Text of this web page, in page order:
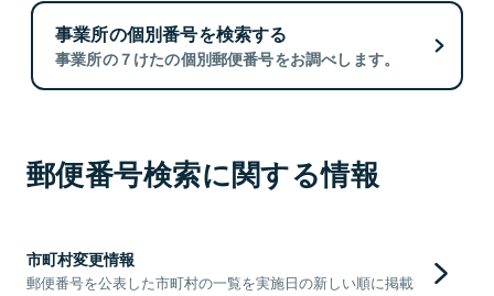
事業所の個別番号を検索する
事業所の７けたの個別郵便番号をお調べします。
郵便番号検索に関する情報
市町村変更情報
郵便番号を公表した市町村の一覧を実施日の新しい順に掲載